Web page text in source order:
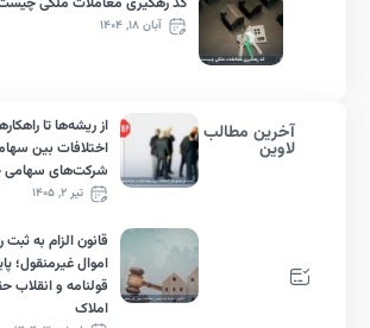
آبان ۱۸, ۱۴۰۴
مطالب
از ریشه‌ها تا راهکارهای حل
اختلافات بین سهامداران در
شرکت‌های سهامی خاص
تیر ۲, ۱۴۰۵
قانون الزام به ثبت رسمی معاملات
اموال غیرمنقول؛ پایان دوران
قولنامه و انقلاب حقوقی در بازار
املاک